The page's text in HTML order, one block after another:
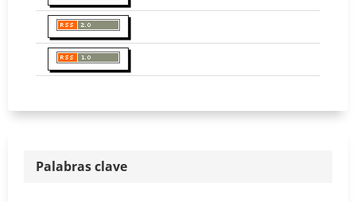
Palabras clave